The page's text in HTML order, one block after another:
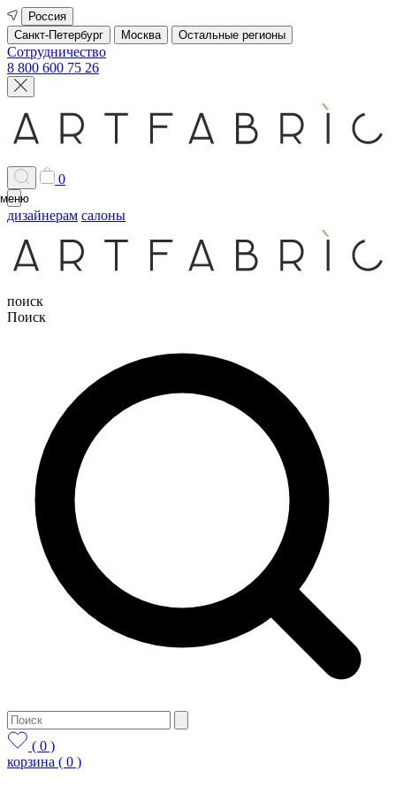
Россия
Санкт-Петербург
Москва Остальные регионы
Сотрудничество
8 800 600 75 26
0
меню
дизайнерам салоны
поиск
Поиск
( 0 )
корзина ( 0 )